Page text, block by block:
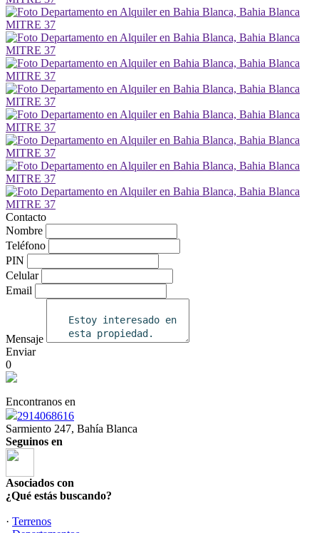
Contacto
Nombre
Teléfono
PIN
Celular
Email
Mensaje
Enviar
0
Encontranos en
2914068616
Sarmiento 247, Bahía Blanca
Seguinos en
Asociados con
¿Qué estás buscando?
· Terrenos